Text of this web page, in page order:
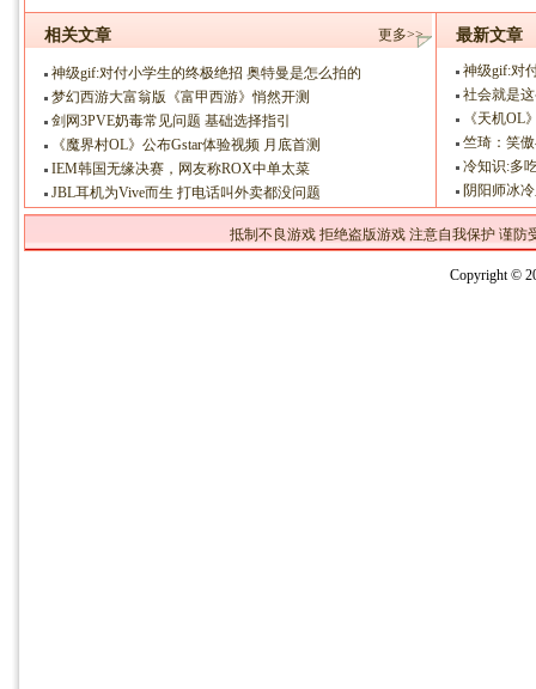
相关文章 更多>>
神级gif:对付小学生的终极绝招 奥特曼是怎么拍的
梦幻西游大富翁版《富甲西游》悄然开测
剑网3PVE奶毒常见问题 基础选择指引
《魔界村OL》公布Gstar体验视频 月底首测
IEM韩国无缘决赛，网友称ROX中单太菜
JBL耳机为Vive而生 打电话叫外卖都没问题
最新文章
神级gif:对
社会就是
《天机OL
竺琦：笑
冷知识:多
阴阳师冰
抵制不良游戏 拒绝盗版游戏 注意自我保护 谨
Copyright ©